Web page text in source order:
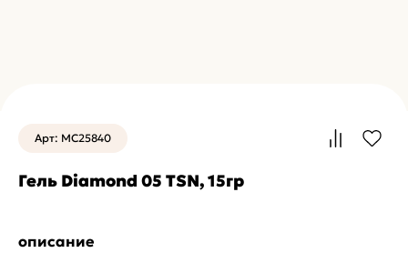
Арт: MC25840
Гель Diamond 05 TSN, 15гр
описание